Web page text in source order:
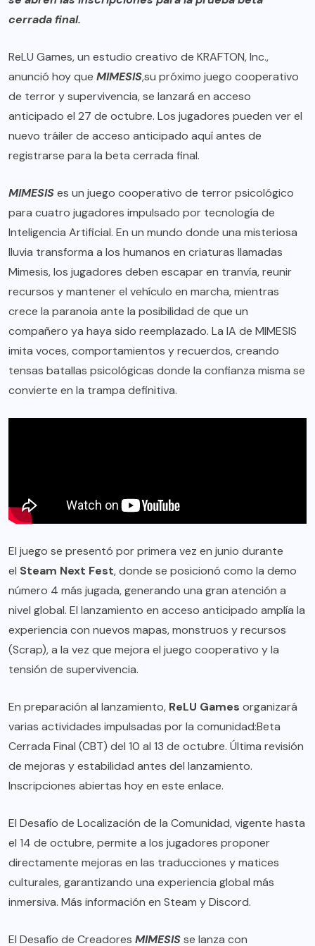
cerrada final.
ReLU Games, un estudio creativo de KRAFTON, Inc.,
anunció hoy que MIMESIS,su próximo juego cooperativo
de terror y supervivencia, se lanzará en acceso
anticipado el 27 de octubre. Los jugadores pueden ver el
nuevo tráiler de acceso anticipado aquíantes de
registrarse para la beta cerrada final.
MIMESISes un juego cooperativo de terror psicológico
para cuatro jugadores impulsado por tecnología de
Inteligencia Artificial. En un mundo donde una misteriosa
lluvia transforma a los humanos en criaturas llamadas
Mimesis, los jugadores deben escapar en tranvía, reunir
recursos y mantener el vehículo en marcha, mientras
crece la paranoia ante la posibilidad de que un
compañero ya haya sido reemplazado. La IA de MIMESIS
imita voces, comportamientos y recuerdos, creando
tensas batallas psicológicas donde la confianza misma se
convierte en la trampa definitiva.
El juego se presentó por primera vez en junio durante
el Steam Next Fest, donde se posicionó como la demo
número 4 más jugada, generando una gran atención a
nivel global. El lanzamiento en acceso anticipado amplía la
experiencia con nuevos mapas, monstruos y recursos
(Scrap), a la vez que mejora el juego cooperativo y la
tensión de supervivencia.
En preparación al lanzamiento, ReLU Games organizará
varias actividades impulsadas por la comunidad:Beta
Cerrada Final (CBT) del 10 al 13 de octubre. Última revisión
de mejoras y estabilidad antes del lanzamiento.
Inscripciones abiertas hoyen este enlace.
El Desafío de Localización de la Comunidad, vigente hasta
el 14 de octubre, permite a los jugadores proponer
directamente mejoras en las traducciones y matices
culturales, garantizando una experiencia global más
inmersiva. Más información en Steam yDiscord.
El Desafío de Creadores MIMESISse lanza con